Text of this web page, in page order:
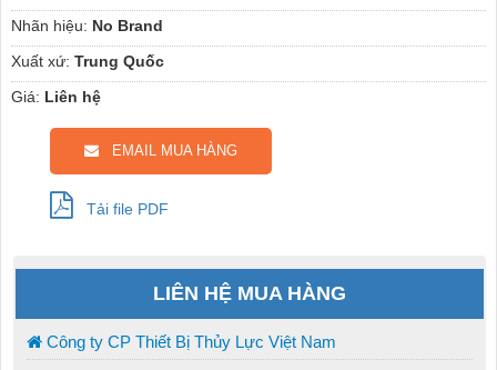
Nhãn hiệu: No Brand
Xuất xứ: Trung Quốc
Giá: Liên hệ
EMAIL MUA HÀNG
Tải file PDF
LIÊN HỆ MUA HÀNG
Công ty CP Thiết Bị Thủy Lực Việt Nam